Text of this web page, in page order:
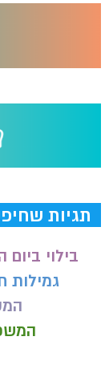
תגיות
בילוי
גמילות